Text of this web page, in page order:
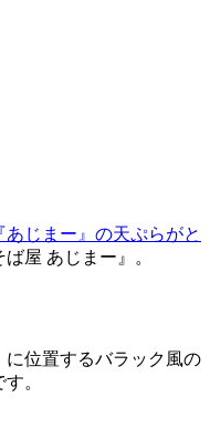
あじまー』の天ぷらがと
屋 あじまー』。
に位置するバラック風の
。